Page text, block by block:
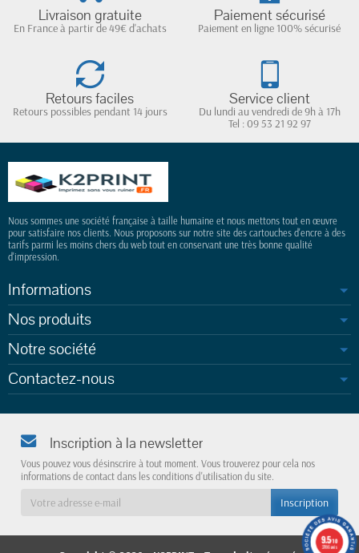
Livraison gratuite
En France à partir de 49€ d'achats
Paiement sécurisé
Paiement en ligne 100% sécurisé
Retours faciles
Retours possibles pendant 14 jours
Service client
Du lundi au vendredi de 9h à 17h
Tel : 09 53 21 92 97
Nous sommes une société française à taille humaine et nous mettons tout en œuvre
pour satisfaire nos clients. Nous proposons sur notre site des cartouches d'encre à des
tarifs parmi les moins chers du web tout en conservant une très bonne qualité
d'impression.
Informations
Nos produits
Notre société
Contactez-nous
Inscription à la newsletter
Vous pouvez vous désinscrire à tout moment. Vous trouverez pour cela nos
informations de contact dans les conditions d'utilisation du site.
9.5/10
3786 avis